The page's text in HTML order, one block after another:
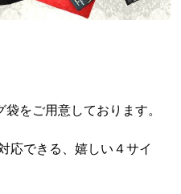
をご用意しております。
応できる、嬉しい４サイ